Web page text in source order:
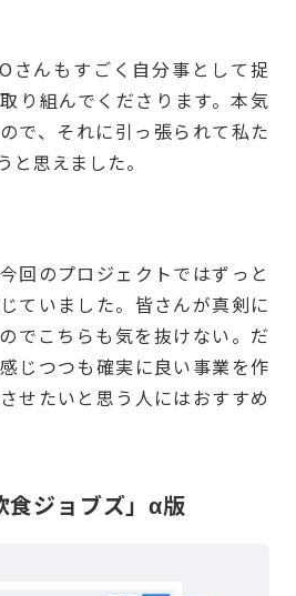
さんもすごく自分事として捉
り組んでくださります。本気
で、それに引っ張られて私た
と思えました。
回のプロジェクトではずっと
ていました。皆さんが真剣に
でこちらも気を抜けない。だ
じつつも確実に良い事業を作
せたいと思う人にはおすすめ
食ジョブズ」α版